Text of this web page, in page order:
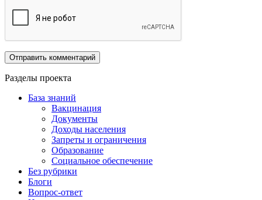
Разделы проекта
База знаний
Вакцинация
Документы
Доходы населения
Запреты и ограничения
Образование
Социальное обеспечение
Без рубрики
Блоги
Вопрос-ответ